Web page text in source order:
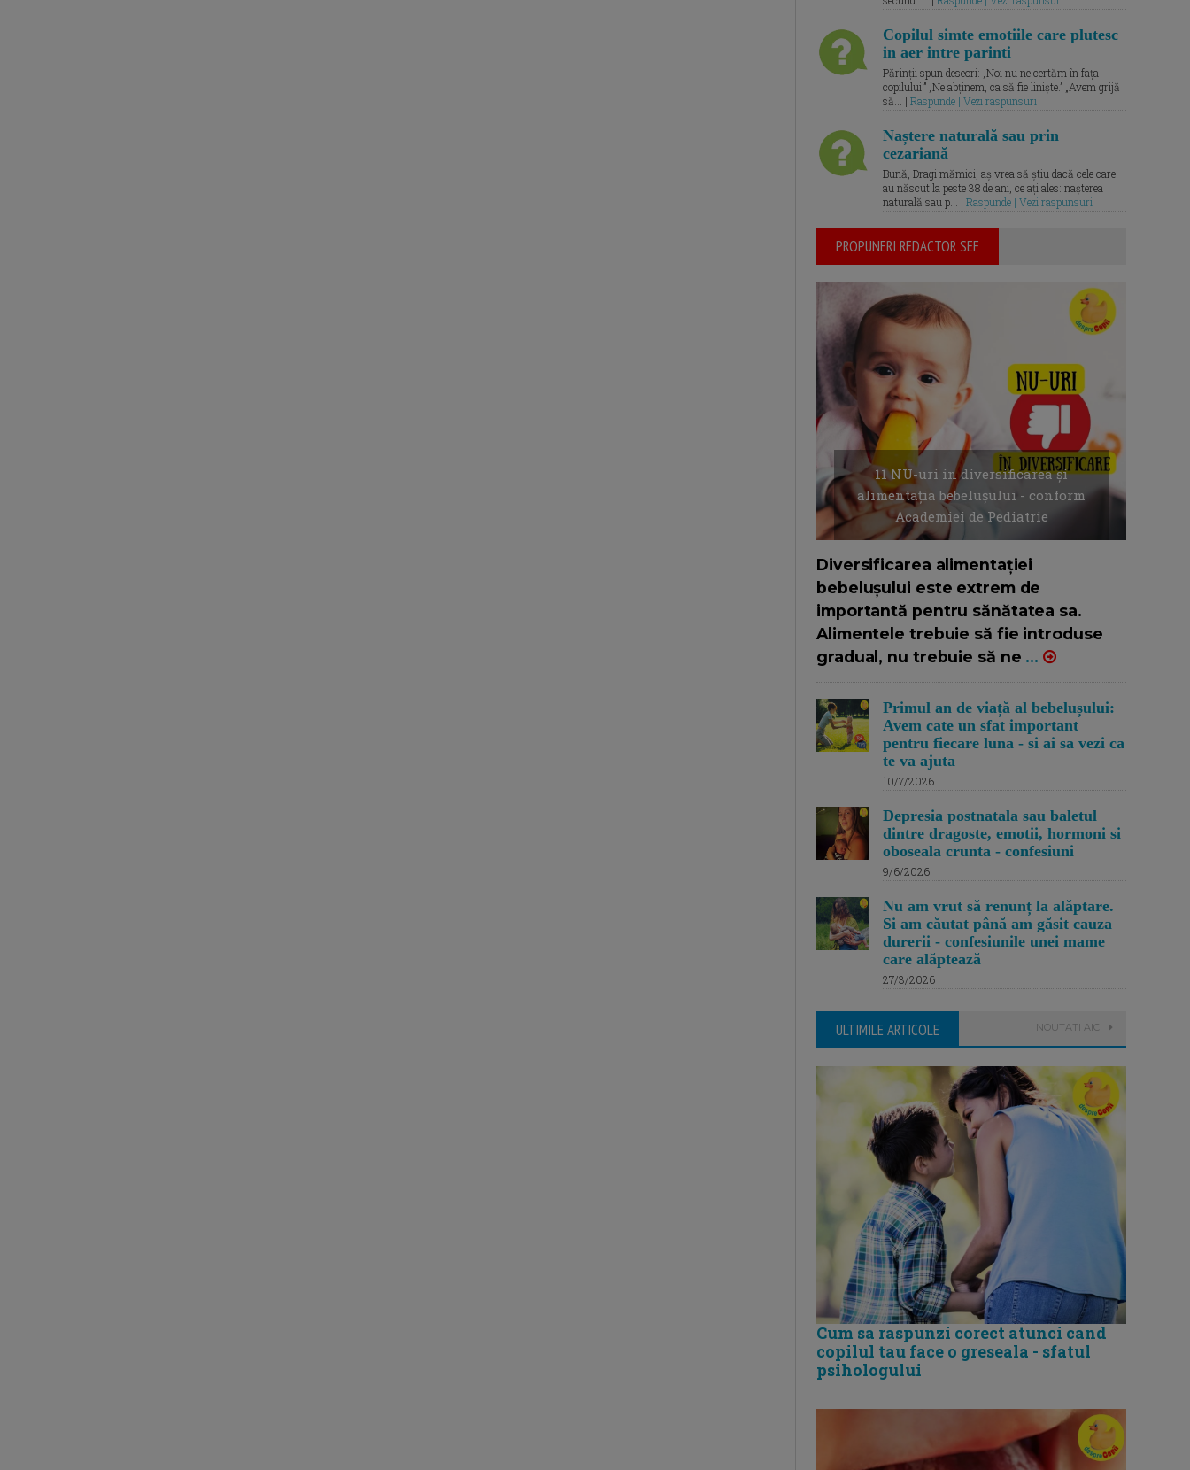
Copilul simte emotiile care plutesc
in aer intre parinti
Părinții spun deseori: „Noi nu ne certăm în fața
copilului.” „Ne abținem, ca să fie liniște.” „Avem grijă
să... | Raspunde | Vezi raspunsuri
Naștere naturală sau prin
cezariană
Bună, Dragi mămici, aș vrea să știu dacă cele care
au născut la peste 38 de ani, ce ați ales: nașterea
naturală sau p... | Raspunde | Vezi raspunsuri
PROPUNERI REDACTOR SEF
11 NU-uri in diversificarea și
alimentația bebelușului - conform
Academiei de Pediatrie
Diversificarea alimentației
bebelușului este extrem de
importantă pentru sănătatea sa.
Alimentele trebuie să fie introduse
gradual, nu trebuie să ne ...
Primul an de viață al bebelușului:
Avem cate un sfat important
pentru fiecare luna - si ai sa vezi ca
te va ajuta
10/7/2026
Depresia postnatala sau baletul
dintre dragoste, emotii, hormoni si
oboseala crunta - confesiuni
9/6/2026
Nu am vrut să renunț la alăptare.
Si am căutat până am găsit cauza
durerii - confesiunile unei mame
care alăptează
27/3/2026
ULTIMILE ARTICOLE NOUTATI AICI
Cum sa raspunzi corect atunci cand
copilul tau face o greseala - sfatul
psihologului